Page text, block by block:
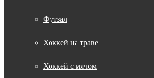
Футзал
Хоккей на траве
Хоккей с мячом